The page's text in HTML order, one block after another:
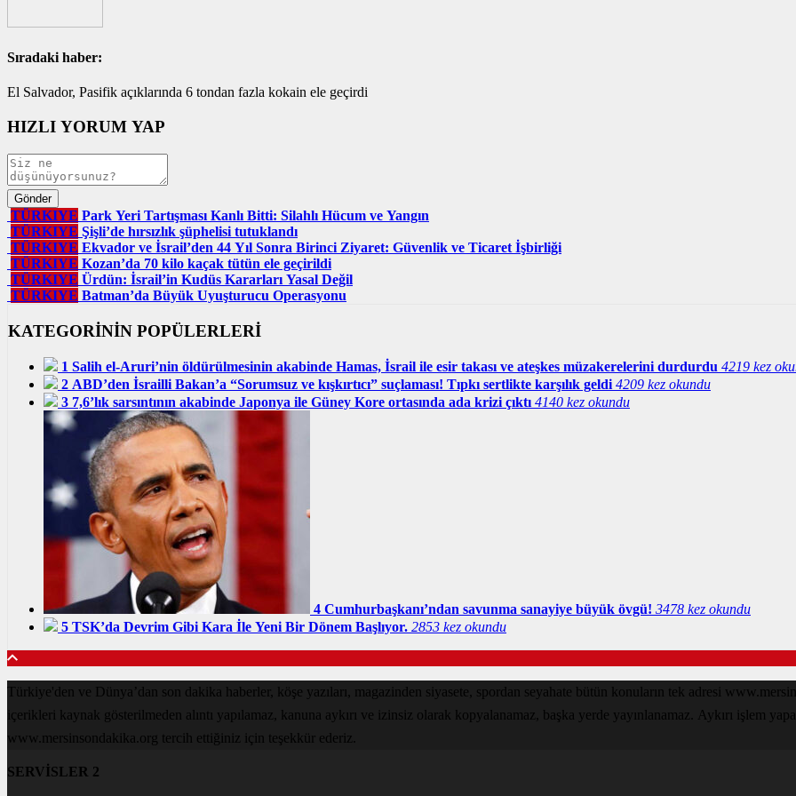
Sıradaki haber:
El Salvador, Pasifik açıklarında 6 tondan fazla kokain ele geçirdi
HIZLI YORUM YAP
TÜRKIYE Park Yeri Tartışması Kanlı Bitti: Silahlı Hücum ve Yangın
TÜRKIYE Şişli’de hırsızlık şüphelisi tutuklandı
TÜRKIYE Ekvador ve İsrail’den 44 Yıl Sonra Birinci Ziyaret: Güvenlik ve Ticaret İşbirliği
TÜRKIYE Kozan’da 70 kilo kaçak tütün ele geçirildi
TÜRKIYE Ürdün: İsrail’in Kudüs Kararları Yasal Değil
TÜRKIYE Batman’da Büyük Uyuşturucu Operasyonu
KATEGORİNİN POPÜLERLERİ
1 Salih el-Aruri’nin öldürülmesinin akabinde Hamas, İsrail ile esir takası ve ateşkes müzakerelerini durdurdu 4219 kez
2 ABD’den İsrailli Bakan’a “Sorumsuz ve kışkırtıcı” suçlaması! Tıpkı sertlikte karşılık geldi 4209 kez okundu
3 7,6’lık sarsıntının akabinde Japonya ile Güney Kore ortasında ada krizi çıktı 4140 kez okundu
4 Cumhurbaşkanı’ndan savunma sanayiye büyük övgü! 3478 kez okundu
5 TSK’da Devrim Gibi Kara İle Yeni Bir Dönem Başlıyor. 2853 kez okundu
Türkiye'den ve Dünya’dan son dakika haberler, köşe yazıları, magazinden siyasete, spordan seyahate bütün konuların tek adresi
içerikleri kaynak gösterilmeden alıntı yapılamaz, kanuna aykırı ve izinsiz olarak kopyalanamaz, başka yerde yayınlanamaz. Aykırı işlem
www.mersinsondakika.org tercih ettiğiniz için teşekkür ederiz.
SERVİSLER 2